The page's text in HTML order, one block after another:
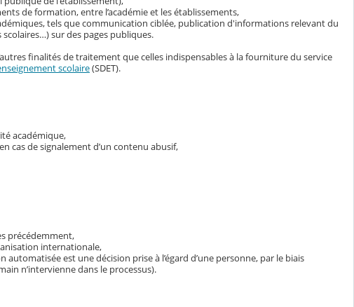
de formation, entre l’académie et les établissements,
tels que communication ciblée, publication d'informations relevant du
sur des pages publiques.
finalités de traitement que celles indispensables à la fourniture du service
scolaire(SDET).
académique,
cas de signalement d’un contenu abusif,
précédemment,
internationale,
est une décision prise à l’égard d’une personne, par le biais
n’intervienne dans le processus).